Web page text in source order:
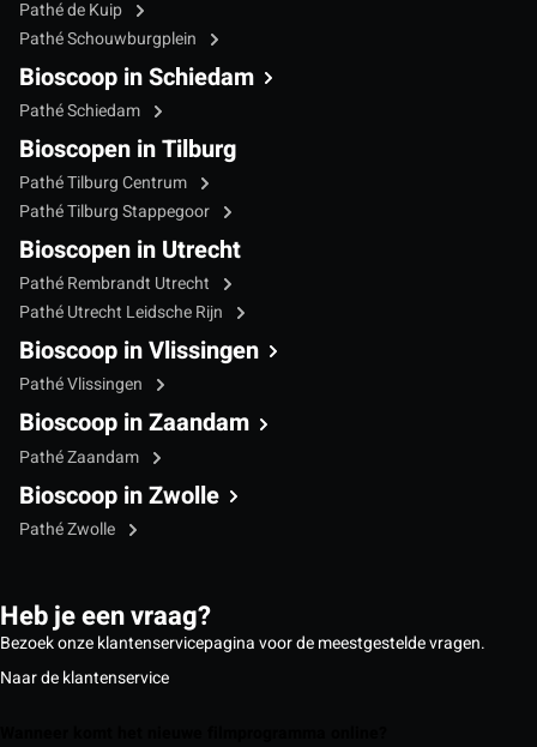
Pathé de Kuip
Pathé Schouwburgplein
Bioscoop in Schiedam
Pathé Schiedam
Bioscopen in Tilburg
Pathé Tilburg Centrum
Pathé Tilburg Stappegoor
Bioscopen in Utrecht
Pathé Rembrandt Utrecht
Pathé Utrecht Leidsche Rijn
Bioscoop in Vlissingen
Pathé Vlissingen
Bioscoop in Zaandam
Pathé Zaandam
Bioscoop in Zwolle
Pathé Zwolle
Heb je een vraag?
Bezoek onze klantenservicepagina voor de meestgestelde vragen.
Naar de klantenservice